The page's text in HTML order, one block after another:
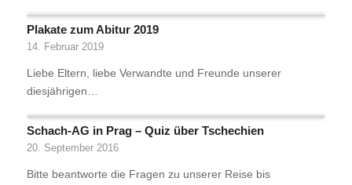
Plakate zum Abitur 2019
14. Februar 2019
Liebe Eltern, liebe Verwandte und Freunde unserer
diesjährigen…
Schach-AG in Prag – Quiz über Tschechien
20. September 2016
Bitte beantworte die Fragen zu unserer Reise bis